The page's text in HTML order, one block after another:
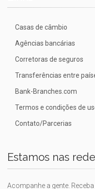
Casas de câmbio
Agências bancárias
Corretoras de seguros
Transferências entre
Bank-Branches.com
Termos e condições de
Contato/Parcerias
Estamos nas
Acompanhe a gente.